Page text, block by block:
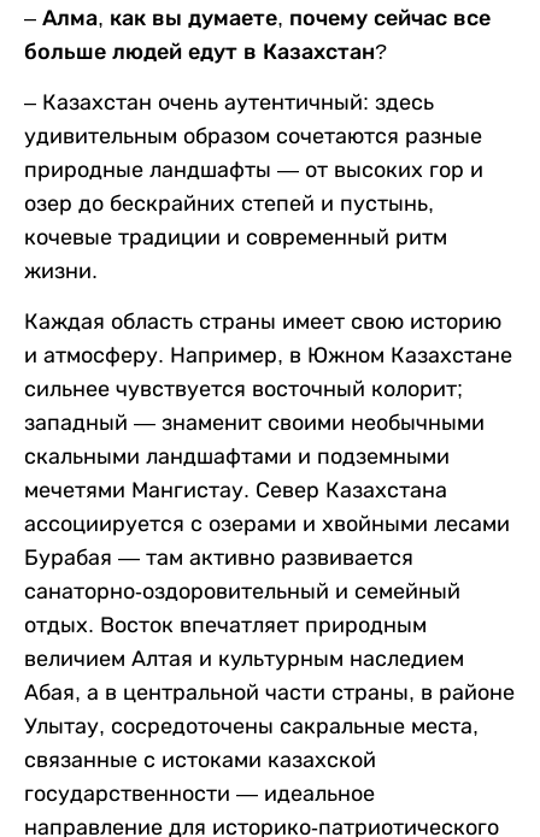
– Алма, как вы думаете, почему сейчас все
больше людей едут в Казахстан?
– Казахстан очень аутентичный: здесь
удивительным образом сочетаются разные
природные ландшафты — от высоких гор и
озер до бескрайних степей и пустынь,
кочевые традиции и современный ритм
жизни.
Каждая область страны имеет свою историю
и атмосферу. Например, в Южном Казахстане
сильнее чувствуется восточный колорит;
западный — знаменит своими необычными
скальными ландшафтами и подземными
мечетями Мангистау. Север Казахстана
ассоциируется с озерами и хвойными лесами
Бурабая — там активно развивается
санаторно-оздоровительный и семейный
отдых. Восток впечатляет природным
величием Алтая и культурным наследием
Абая, а в центральной части страны, в районе
Улытау, сосредоточены сакральные места,
связанные с истоками казахской
государственности — идеальное
направление для историко-патриотического